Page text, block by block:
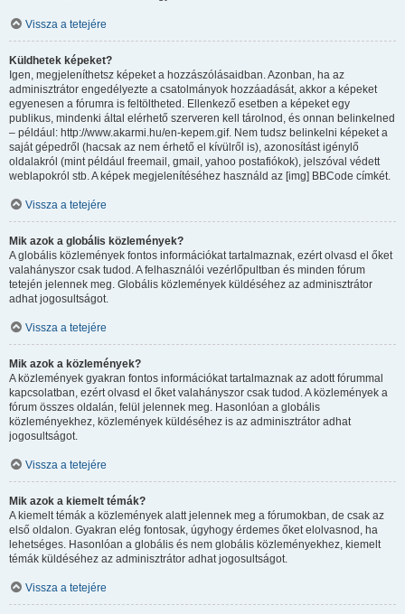
Vissza a tetejére
Küldhetek képeket?
Igen, megjeleníthetsz képeket a hozzászólásaidban. Azonban, ha az
adminisztrátor engedélyezte a csatolmányok hozzáadását, akkor a képeket
egyenesen a fórumra is feltöltheted. Ellenkező esetben a képeket egy
publikus, mindenki által elérhető szerveren kell tárolnod, és onnan belinkelned
– például: http://www.akarmi.hu/en-kepem.gif. Nem tudsz belinkelni képeket a
saját gépedről (hacsak az nem érhető el kívülről is), azonosítást igénylő
oldalakról (mint például freemail, gmail, yahoo postafiókok), jelszóval védett
weblapokról stb. A képek megjelenítéséhez használd az [img] BBCode címkét.
Vissza a tetejére
Mik azok a globális közlemények?
A globális közlemények fontos információkat tartalmaznak, ezért olvasd el őket
valahányszor csak tudod. A felhasználói vezérlőpultban és minden fórum
tetején jelennek meg. Globális közlemények küldéséhez az adminisztrátor
adhat jogosultságot.
Vissza a tetejére
Mik azok a közlemények?
A közlemények gyakran fontos információkat tartalmaznak az adott fórummal
kapcsolatban, ezért olvasd el őket valahányszor csak tudod. A közlemények a
fórum összes oldalán, felül jelennek meg. Hasonlóan a globális
közleményekhez, közlemények küldéséhez is az adminisztrátor adhat
jogosultságot.
Vissza a tetejére
Mik azok a kiemelt témák?
A kiemelt témák a közlemények alatt jelennek meg a fórumokban, de csak az
első oldalon. Gyakran elég fontosak, úgyhogy érdemes őket elolvasnod, ha
lehetséges. Hasonlóan a globális és nem globális közleményekhez, kiemelt
témák küldéséhez az adminisztrátor adhat jogosultságot.
Vissza a tetejére